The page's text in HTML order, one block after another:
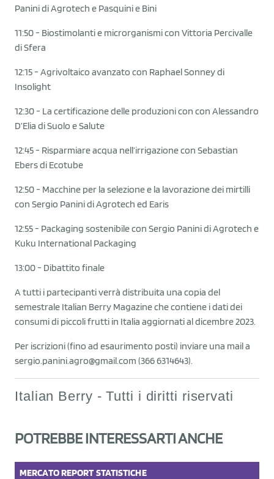
Panini di Agrotech e Pasquini e Bini
11:50 - Biostimolanti e microrganismi con Vittoria Percivalle
di Sfera
12:15 - Agrivoltaico avanzato con Raphael Sonney di
Insolight
12:30 - La certificazione delle produzioni con con Alessandro
D’Elia di Suolo e Salute
12:45 - Risparmiare acqua nell’irrigazione con Sebastian
Ebers di Ecotube
12:50 - Macchine per la selezione e la lavorazione dei mirtilli
con Sergio Panini di Agrotech ed Earis
12:55 - Packaging sostenibile con Sergio Panini di Agrotech e
Kuku International Packaging
13:00 - Dibattito finale
A tutti i partecipanti verrà distribuita una copia del
semestrale Italian Berry Magazine che contiene i dati dei
consumi di piccoli frutti in Italia aggiornati al dicembre 2023.
Per iscrizioni (fino ad esaurimento posti) inviare una mail a
sergio.panini.agro@gmail.com (366 6314643).
Italian Berry - Tutti i diritti riservati
POTREBBE INTERESSARTI ANCHE
MERCATOREPORTSTATISTICHE